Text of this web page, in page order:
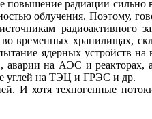
радиации сильно
облучения. Поэтому,
радиоактивного
временных хранилищах,
ядерных устройств
аварии на АЭС и
углей на ТЭЦ и ГРЭС и др.
И хотя техногенные